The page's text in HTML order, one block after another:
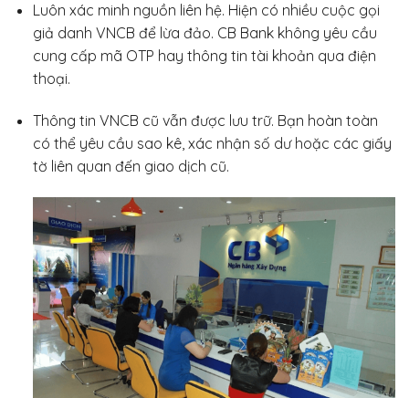
Luôn xác minh nguồn liên hệ. Hiện có nhiều cuộc gọi
giả danh VNCB để lừa đảo. CB Bank không yêu cầu
cung cấp mã OTP hay thông tin tài khoản qua điện
thoại.
Thông tin VNCB cũ vẫn được lưu trữ. Bạn hoàn toàn
có thể yêu cầu sao kê, xác nhận số dư hoặc các giấy
tờ liên quan đến giao dịch cũ.